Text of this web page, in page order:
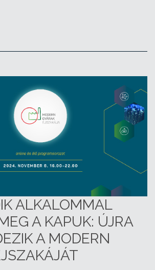
ALKALOMMAL
A KAPUK: ÚJRA
A MODERN